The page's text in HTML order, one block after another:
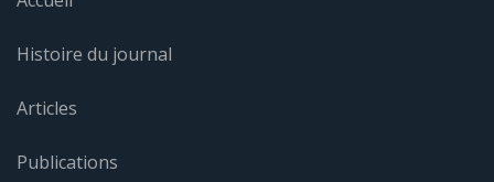
Histoire du journal
Articles
Publications